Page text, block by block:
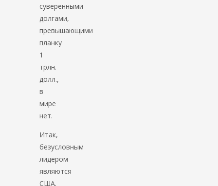
суверенными
долгами,
превышающими
планку
1
трлн.
долл.,
в
мире
нет.
Итак,
безусловным
лидером
являются
США.